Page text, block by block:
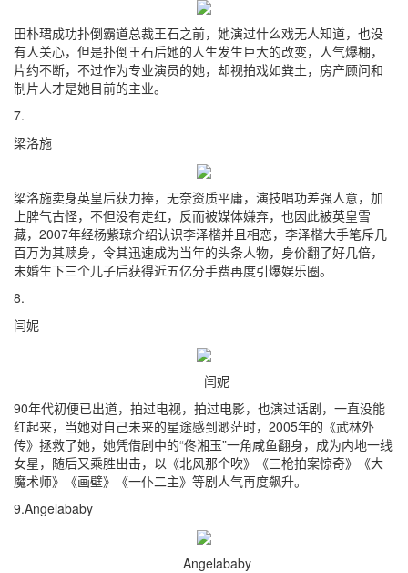
田朴珺成功扑倒霸道总裁王石之前，她演过什么戏无人知道，也没
有人关心，但是扑倒王石后她的人生发生巨大的改变，人气爆棚，
片约不断，不过作为专业演员的她，却视拍戏如粪土，房产顾问和
制片人才是她目前的主业。
7.
梁洛施
梁洛施卖身英皇后获力捧，无奈资质平庸，演技唱功差强人意，加
上脾气古怪，不但没有走红，反而被媒体嫌弃，也因此被英皇雪
藏，2007年经杨紫琼介绍认识李泽楷并且相恋，李泽楷大手笔斥几
百万为其赎身，令其迅速成为当年的头条人物，身价翻了好几倍，
未婚生下三个儿子后获得近五亿分手费再度引爆娱乐圈。
8.
闫妮
闫妮
90年代初便已出道，拍过电视，拍过电影，也演过话剧，一直没能
红起来，当她对自己未来的星途感到渺茫时，2005年的《武林外
传》拯救了她，她凭借剧中的“佟湘玉”一角咸鱼翻身，成为内地一线
女星，随后又乘胜出击，以《北风那个吹》《三枪拍案惊奇》《大
魔术师》《画壁》《一仆二主》等剧人气再度飙升。
9.Angelababy
Angelababy